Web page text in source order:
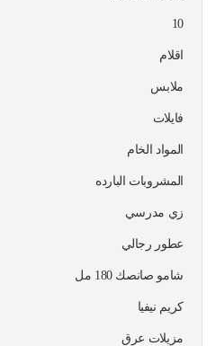
10
اقلام
ملابس
فايلات
المواد الخام
المشروبات البارده
زي مدرسي
عطور رجالي
شامو صانصك 180 مل
كريم نيفيا
مزيلات عرق